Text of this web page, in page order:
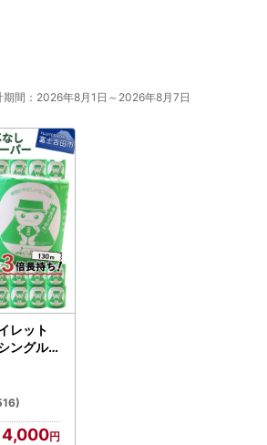
期間：2026年8月1日～2026年8月7日
レット
ングル 4